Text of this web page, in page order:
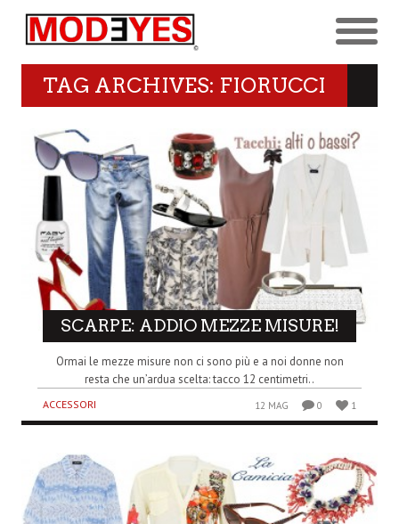
TAG ARCHIVES: FIORUCCI
SCARPE: ADDIO MEZZE MISURE!
Ormai le mezze misure non ci sono più e a noi donne non
resta che un’ardua scelta: tacco 12 centimetri..
ACCESSORI 12 MAG 0 1